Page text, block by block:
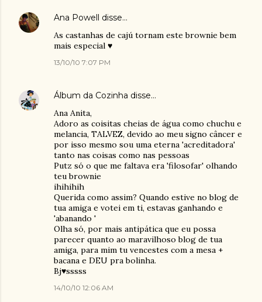
Ana Powell
disse…
As castanhas de cajú tornam este brownie bem
mais especial ♥
13/10/10 7:07 PM
Álbum da Cozinha disse…
Ana Anita,
Adoro as coisitas cheias de água como chuchu e
melancia, TALVEZ, devido ao meu signo câncer e
por isso mesmo sou uma eterna 'acreditadora'
tanto nas coisas como nas pessoas
Putz só o que me faltava era 'filosofar' olhando
teu brownie
ihihihih
Querida como assim? Quando estive no blog de
tua amiga e votei em ti, estavas ganhando e
'abanando '
Olha só, por mais antipática que eu possa
parecer quanto ao maravilhoso blog de tua
amiga, para mim tu vencestes com a mesa +
bacana e DEU pra bolinha.
Bj♥sssss
14/10/10 12:06 AM